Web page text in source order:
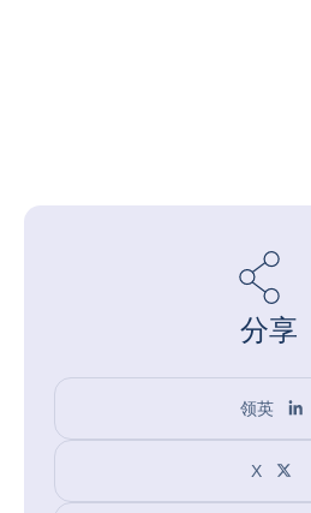
分享
领英
X